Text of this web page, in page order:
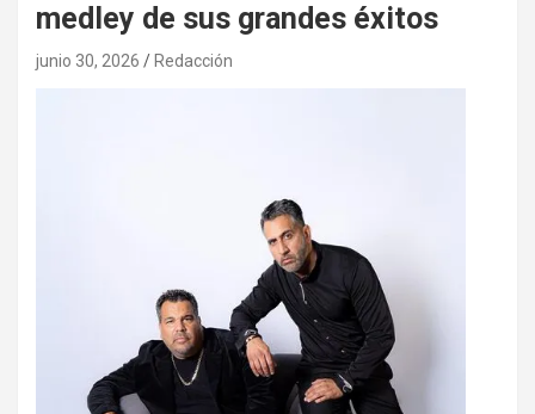
medley de sus grandes éxitos
junio 30, 2026 Redacción